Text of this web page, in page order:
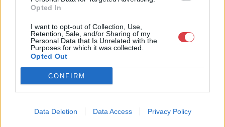
Opted In
I want to opt-out of Collection, Use,
Retention, Sale, and/or Sharing of my
Personal Data that Is Unrelated with the
Purposes for which it was collected.
Opted Out
CONFIRM
Data Deletion Data Access Privacy Policy
Weboldal:http://darabanth.com
Bemutatkozás: A tételek a leütési ár + 25% jutalék megfizetése
veszik át, a vevő a postaköltség, biztosítási díj megfizetésére is
köteles.
GALÉRIA TOVÁBBI MŰTÁRGYAI